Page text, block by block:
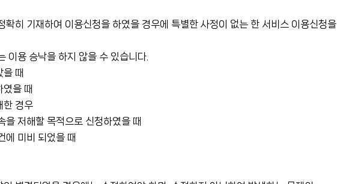
확히 기재하여 이용신청을 하였을 경우에 특별한 사정이 없는 한 서비스 이용신청을
이용 승낙을 하지 않을 수 있습니다.
을 때
을 때
한 경우
을 저해할 목적으로 신청하였을 때
에 미비 되었을 때